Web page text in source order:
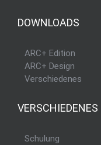
DOWNLOADS
ARC+ Edition
ARC+ Design
Verschiedenes
VERSCHIEDENES
Schulung